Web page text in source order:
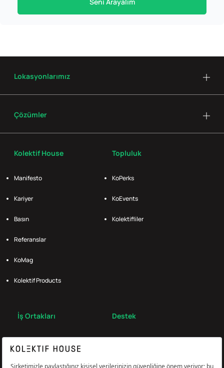
Seni Arayalım
Kolektif House
Manifesto
Kariyer
Basın
Referanslar
KoMag
Kolektif Products
Topluluk
KoPerks
KoEvents
Kolektifliler
İş Ortakları Destek
Lokasyonlarımız
Çözümler